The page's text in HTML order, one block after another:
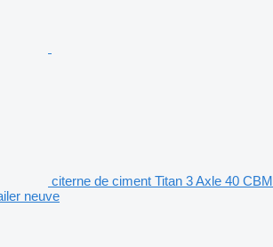
citerne de ciment Titan 3 Axle 40 CBM
neuve